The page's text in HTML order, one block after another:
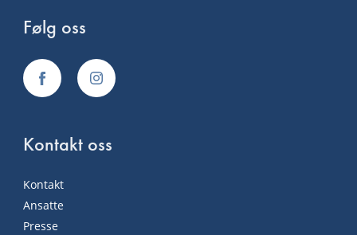
Følg oss
Kontakt oss
Kontakt
Ansatte
Presse